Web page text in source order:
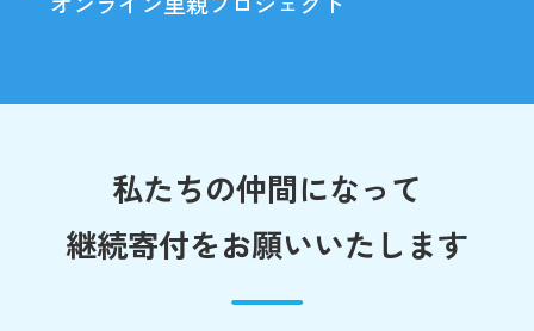
私たちの仲間になって
継続寄付をお願いいたします